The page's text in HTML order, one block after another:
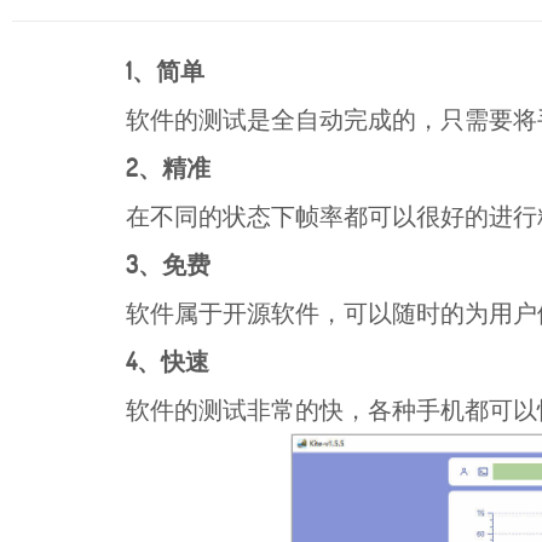
1、简单
软件的测试是全自动完成的，只需要
2、精准
在不同的状态下帧率都可以很好的进
3、免费
软件属于开源软件，可以随时的为用户
4、快速
软件的测试非常的快，各种手机都可